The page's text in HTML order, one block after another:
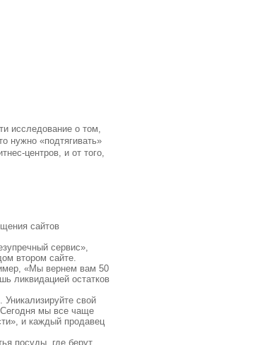
исследование о том,
нужно «подтягивать»
центров, и от того,
сайтов
сервис»,
втором сайте.
«Мы вернем вам 50
ликвидацией остатков
свой
Сегодня мы все чаще
и каждый продавец
посуды, где берут